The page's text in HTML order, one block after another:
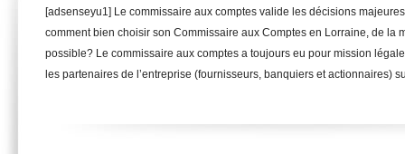
[adsenseyu1] Le commissaire aux comptes valide les décisions
comment bien choisir son Commissaire aux Comptes en Lorraine, de la
possible? Le commissaire aux comptes a toujours eu pour mission
les partenaires de l’entreprise (fournisseurs, banquiers et actionnaires)